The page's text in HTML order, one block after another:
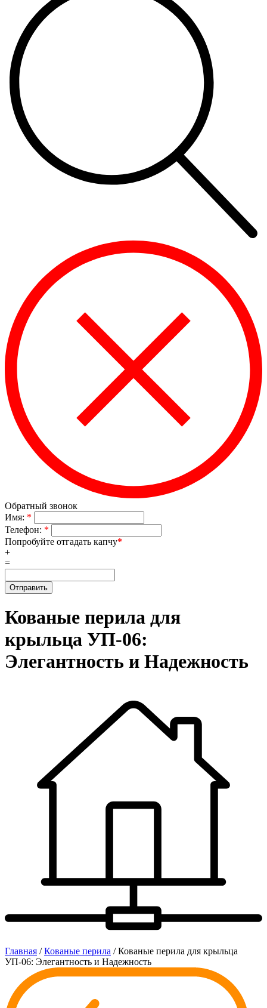
Обратный звонок
Имя: *
Телефон: *
Попробуйте отгадать капчу*
+
=
Кованые перила для
крыльца УП-06:
Элегантность и Надежность
Главная /Кованые перила / Кованые перила для крыльца
УП-06: Элегантность и Надежность